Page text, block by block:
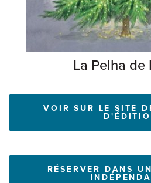
La Pelha de
VOIR SUR LE SITE
RÉSERVER DANS